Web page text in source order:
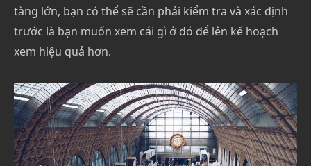
tàng lớn, bạn có thể sẽ cần phải kiểm tra và xác định
trước là bạn muốn xem cái gì ở đó để lên kế hoạch
xem hiệu quả hơn.